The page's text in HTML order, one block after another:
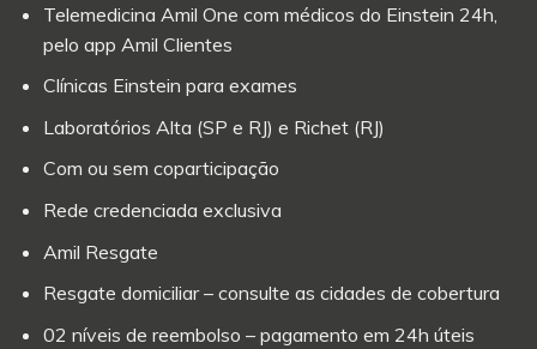
Telemedicina Amil One com médicos do Einstein 24h,
pelo app Amil Clientes
Clínicas Einstein para exames
Laboratórios Alta (SP e RJ) e Richet (RJ)
Com ou sem coparticipação
Rede credenciada exclusiva
Amil Resgate
Resgate domiciliar – consulte as cidades de cobertura
02 níveis de reembolso – pagamento em 24h úteis